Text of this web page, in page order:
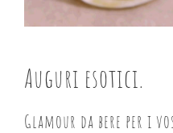
Auguri esotici.
Glamour da bere per i